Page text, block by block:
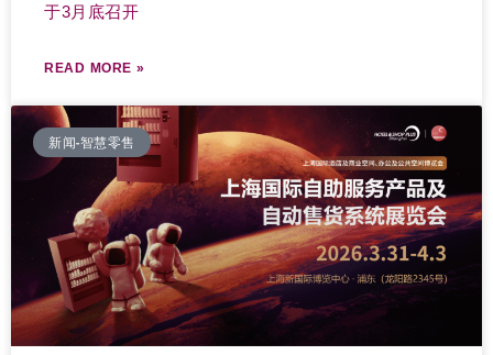
于3月底召开
READ MORE »
新闻-智慧零售